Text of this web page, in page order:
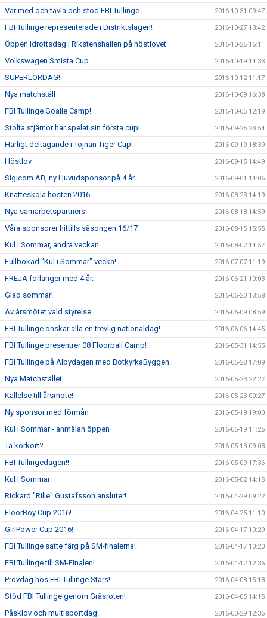
Var med och tävla och stöd FBI Tullinge. 2016-10-31 09:47
FBI Tullinge representerade i Distriktslagen! 2016-10-27 13:42
Öppen Idrottsdag i Rikstenshallen på höstlovet 2016-10-25 15:11
Volkswagen Smista Cup 2016-10-19 14:33
SUPERLÖRDAG! 2016-10-12 11:17
Nya matchställ 2016-10-09 16:38
FBI Tullinge Goalie Camp! 2016-10-05 12:19
Stolta stjärnor har spelat sin första cup! 2016-09-25 23:54
Härligt deltagande i Töjnan Tiger Cup! 2016-09-19 18:39
Höstlov 2016-09-15 14:49
Sigicom AB, ny Huvudsponsor på 4 år. 2016-09-01 14:06
Knatteskola hösten 2016 2016-08-23 14:19
Nya samarbetspartners! 2016-08-18 14:59
Våra sponsorer hittills säsongen 16/17 2016-08-15 15:55
Kul i Sommar, andra veckan 2016-08-02 14:57
Fullbokad "Kul i Sommar" vecka! 2016-07-07 11:19
FREJA förlänger med 4 år. 2016-06-21 10:03
Glad sommar! 2016-06-20 13:58
Av årsmötet vald styrelse 2016-06-09 08:59
FBI Tullinge önskar alla en trevlig nationaldag! 2016-06-06 14:45
FBI Tullinge presentrer 08 Floorball Camp! 2016-05-31 14:55
FBI Tullinge på Albydagen med BotkyrkaByggen 2016-05-28 17:09
Nya Matchstället 2016-05-23 22:27
Kallelse till årsmöte! 2016-05-23 00:27
Ny sponsor med förmån 2016-05-19 19:00
Kul i Sommar - anmälan öppen 2016-05-19 11:25
Ta körkort? 2016-05-13 09:03
FBI Tullingedagen!! 2016-05-09 17:36
Kul i Sommar 2016-05-02 14:15
Rickard "Rille" Gustafsson ansluter! 2016-04-29 09:22
FloorBoy Cup 2016! 2016-04-25 11:10
GirlPower Cup 2016! 2016-04-17 10:29
FBI Tullinge satte färg på SM-finalerna! 2016-04-17 10:20
FBI Tullinge till SM-Finalen! 2016-04-12 12:36
Provdag hos FBI Tullinge Stars! 2016-04-08 15:18
Stöd FBI Tullinge genom Gräsroten! 2016-04-05 14:15
Påsklov och multisportdag! 2016-03-29 12:35